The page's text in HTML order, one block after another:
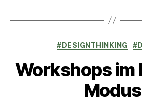
#DESIGNTHINKING
Workshops im
Modus